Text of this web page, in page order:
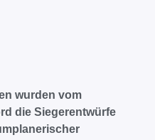
wurden vom
die Siegerentwürfe